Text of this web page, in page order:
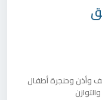
وأذن وحنجرة أطفال